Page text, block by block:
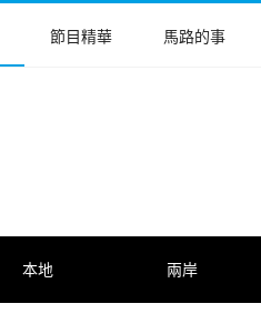
節目精華 馬路的事
本地 兩岸